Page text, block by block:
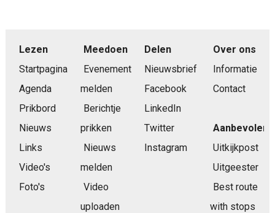
Lezen
Startpagina
Agenda
Prikbord
Nieuws
Links
Video's
Foto's
Meedoen
Evenement
melden
Berichtje
prikken
Nieuws
melden
Video
uploaden
Delen
Nieuwsbrief
Facebook
LinkedIn
Twitter
Instagram
Over ons
Informatie
Contact
Aanbevolen
Uitkijkpost
Uitgeester
Best route
with stops